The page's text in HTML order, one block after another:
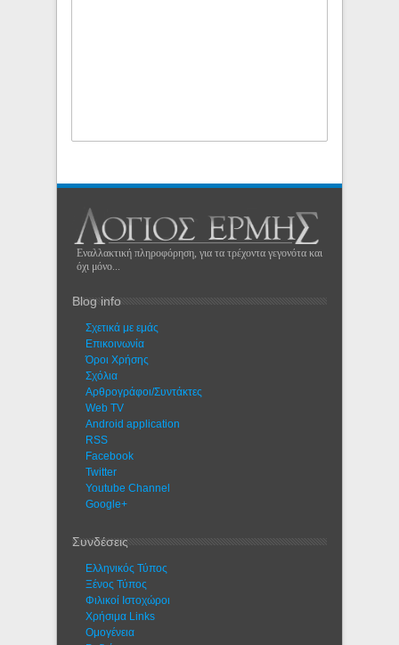
Εναλλακτική πληροφόρηση, για τα τρέχοντα γεγονότα και
όχι μόνο...
Blog info
Σχετικά με εμάς
Eπικοινωνία
Όροι Χρήσης
Σχόλια
Αρθρογράφοι/Συντάκτες
Web TV
Android application
RSS
Facebook
Twitter
Youtube Channel
Google+
Συνδέσεις
Ελληνικός Τύπος
Ξένος Τύπος
Φιλικοί Ιστοχώροι
Χρήσιμα Links
Ομογένεια